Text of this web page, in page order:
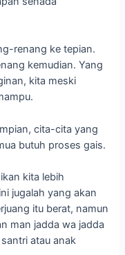
kita lebih
jugalah yang akan
man jadda wa jadda
atau anak
dan
sehari-hari.
salah satu
menjadikannya